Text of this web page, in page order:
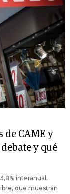
de CAME y
y qué
interanual.
que muestran